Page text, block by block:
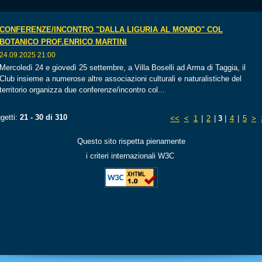
CONFERENZE/INCONTRO "DALLA LIGURIA AL MONDO" COL
BOTANICO PROF.ENRICO MARTINI
24.09.2025 21:00
Mercoledì 24 e giovedì 25 settembre, a Villa Boselli ad Arma di Taggia, il
Club insieme a numerose altre associazioni culturali e naturalistiche del
territorio organizza due conferenze/incontro col...
21 - 30 di 310 << < 1 2 3 4 5 >
Questo sito rispetta pienamente
i criteri internazionali W3C